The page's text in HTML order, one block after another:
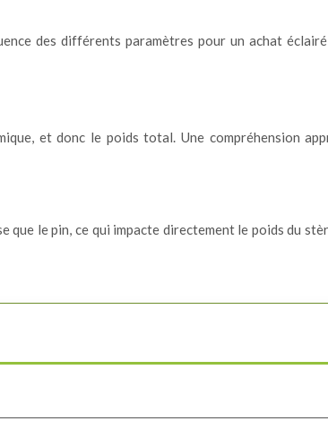
des différents paramètres pour un achat
et donc le poids total. Une compréhension
que le pin, ce qui impacte directement le poids du